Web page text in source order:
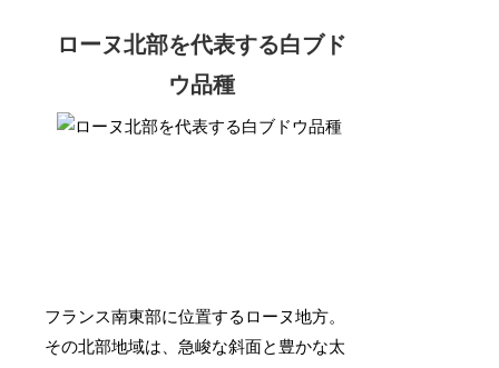
ローヌ北部を代表する白ブド
ウ品種
フランス南東部に位置するローヌ地方。
その北部地域は、急峻な斜面と豊かな太